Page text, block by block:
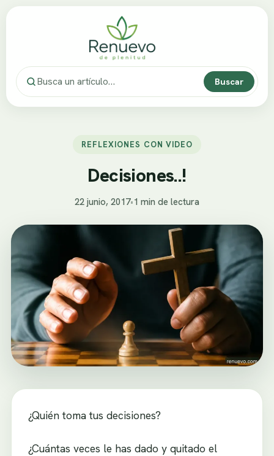
Buscar
REFLEXIONES CON VIDEO
Decisiones..!
22 junio, 2017•1 min de lectura
¿Quién toma tus decisiones?
¿Cuántas veces le has dado y quitado el